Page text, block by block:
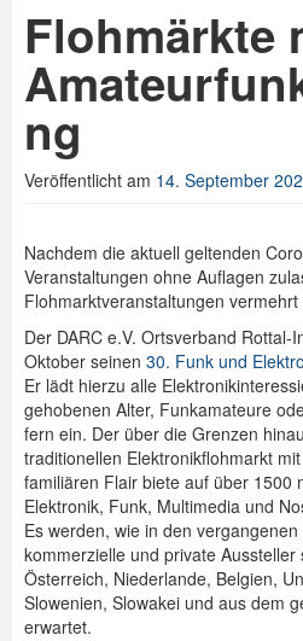
Der Verein
Referate
BV & OV
Relais
Downloads
Spenden
Login
Flohmärkte
ng
Veröffentlicht am 14. September
Nachdem die aktuell geltenden
Veranstaltungen ohne Auflagen
Flohmarktveranstaltungen vermehrt
Der DARC e.V. Ortsverband
Oktober seinen 30. Funk und
Er lädt hierzu alle
gehobenen Alter, Funkamateure
fern ein. Der über die Grenzen
traditionellen Elektronikflohmarkt
familiären Flair biete auf über 1500
Elektronik, Funk, Multimedia und
Es werden, wie in den
kommerzielle und private
Österreich, Niederlande, Belgien,
Slowenien, Slowakei und aus dem
erwartet.